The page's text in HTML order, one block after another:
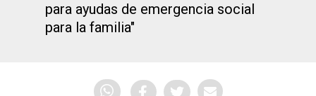
para ayudas de emergencia social
para la familia"